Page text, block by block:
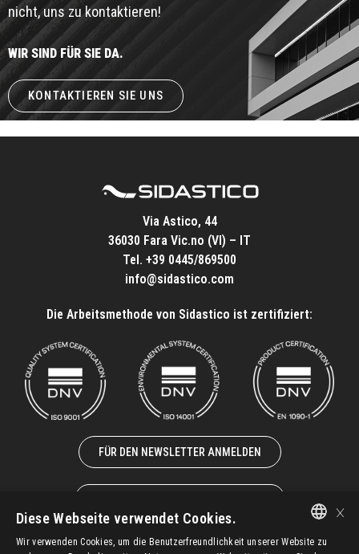
nicht, uns zu kontaktieren!
WIR SIND FÜR SIE DA.
KONTAKTIEREN SIE UNS
Via Astico, 44
36030 Fara Vic.no (VI) – IT
Tel. +39 0445/869500
info@sidastico.com
Die Arbeitsmethode von Sidastico ist zertifiziert:
FÜR DEN NEWSLETTER ANMELDEN
×
Diese Webseite verwendet Cookies.
Wir verwenden Cookies, um die Benutzerfreundlichkeit unserer Website zu